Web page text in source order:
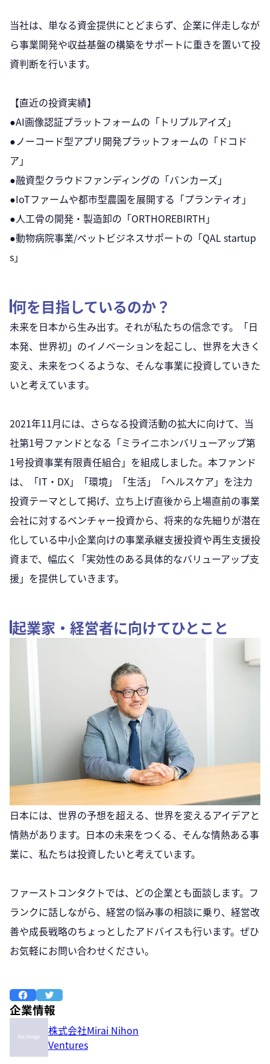
当社は、単なる資金提供にとどまらず、企業に伴走しなが
ら事業開発や収益基盤の構築をサポートに重きを置いて投
資判断を行います。
【直近の投資実績】
●AI画像認証プラットフォームの「トリプルアイズ」
●ノーコード型アプリ開発プラットフォームの「ドコド
ア」
●融資型クラウドファンディングの「バンカーズ」
●IoTファームや都市型農園を展開する「プランティオ」
●人工骨の開発・製造卸の「ORTHOREBIRTH」
●動物病院事業/ペットビジネスサポートの「QAL startup
s」
何を目指しているのか？
未来を日本から生み出す。それが私たちの信念です。「日
本発、世界初」のイノベーションを起こし、世界を大きく
変え、未来をつくるような、そんな事業に投資していきた
いと考えています。
2021年11月には、さらなる投資活動の拡大に向けて、当
社第1号ファンドとなる「ミライニホンバリューアップ第
1号投資事業有限責任組合」を組成しました。本ファンド
は、「IT・DX」「環境」「生活」「ヘルスケア」を注力
投資テーマとして掲げ、立ち上げ直後から上場直前の事業
会社に対するベンチャー投資から、将来的な先細りが潜在
化している中小企業向けの事業承継支援投資や再生支援投
資まで、幅広く「実効性のある具体的なバリューアップ支
援」を提供していきます。
起業家・経営者に向けてひとこと
日本には、世界の予想を超える、世界を変えるアイデアと
情熱があります。日本の未来をつくる、そんな情熱ある事
業に、私たちは投資したいと考えています。
ファーストコンタクトでは、どの企業とも面談します。フ
ランクに話しながら、経営の悩み事の相談に乗り、経営改
善や成長戦略のちょっとしたアドバイスも行います。ぜひ
お気軽にお問い合わせください。
企業情報
株式会社Mirai Nihon
Ventures